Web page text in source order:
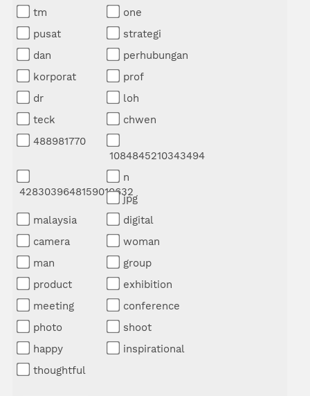
tm
one
pusat
strategi
dan
perhubungan
korporat
prof
dr
loh
teck
chwen
488981770
1084845210343494
4283039648159010632
n
jpg
malaysia
digital
camera
woman
man
group
product
exhibition
meeting
conference
photo
shoot
happy
inspirational
thoughtful